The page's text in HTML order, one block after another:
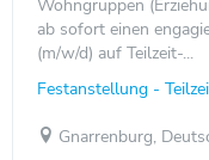
Wohngruppen
ab sofort einen
(m/w/d) auf Teilzeit-...
Festanstellung -
Gnarrenburg,